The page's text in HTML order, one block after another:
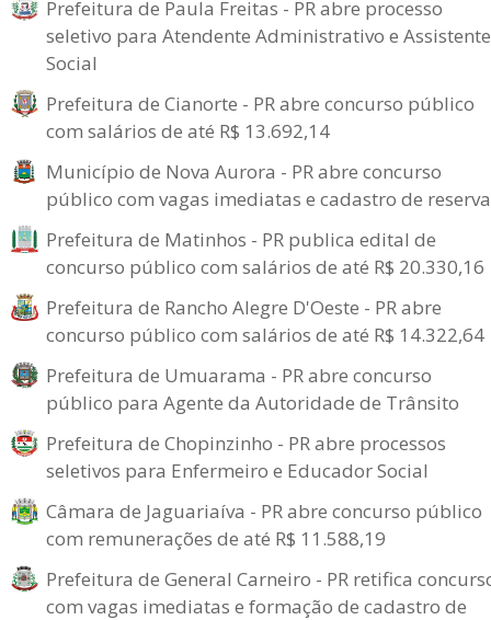
Prefeitura de Paula Freitas - PR abre processo
seletivo para Atendente Administrativo e Assistente
Social
Prefeitura de Cianorte - PR abre concurso público
com salários de até R$ 13.692,14
Município de Nova Aurora - PR abre concurso
público com vagas imediatas e cadastro de reserva
Prefeitura de Matinhos - PR publica edital de
concurso público com salários de até R$ 20.330,16
Prefeitura de Rancho Alegre D'Oeste - PR abre
concurso público com salários de até R$ 14.322,64
Prefeitura de Umuarama - PR abre concurso
público para Agente da Autoridade de Trânsito
Prefeitura de Chopinzinho - PR abre processos
seletivos para Enfermeiro e Educador Social
Câmara de Jaguariaíva - PR abre concurso público
com remunerações de até R$ 11.588,19
Prefeitura de General Carneiro - PR retifica
com vagas imediatas e formação de cadastro de